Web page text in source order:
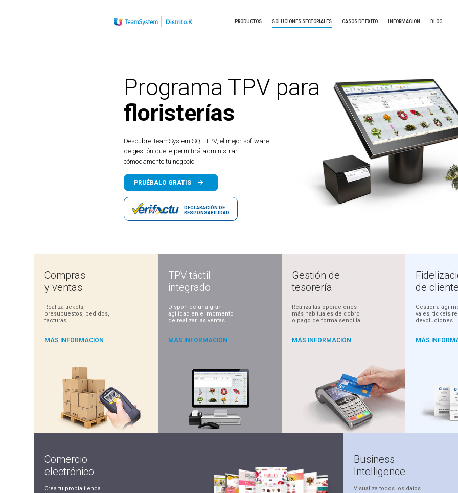
PRODUCTOS SOLUCIONES SECTORIALES CASOS DE ÉXITO INFORMACIÓN BLOG
Programa TPV para
floristerías
Descubre TeamSystem SQL TPV, el mejor software
de gestión que te permitirá administrar
cómodamente tu negocio.
PRUÉBALO GRATIS
DECLARACIÓN DE
RESPONSABILIDAD
Compras
y ventas
Realiza tickets,
presupuestos, pedidos,
facturas...
MÁS INFORMACIÓN
TPV táctil
integrado
Dispón de una gran
agilidad en el momento
de realizar las ventas.
MÁS INFORMACIÓN
Gestión de
tesorería
Realiza las operaciones
más habituales de cobro
o pago de forma sencilla.
MÁS INFORMACIÓN
de
Gestiona
vales, tickets
devoluciones...
MÁS
Comercio
electrónico
Crea tu propia tienda
Business
Intelligence
Visualiza todos los datos